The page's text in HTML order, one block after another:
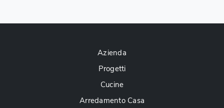
Azienda
Progetti
Cucine
Arredamento Casa